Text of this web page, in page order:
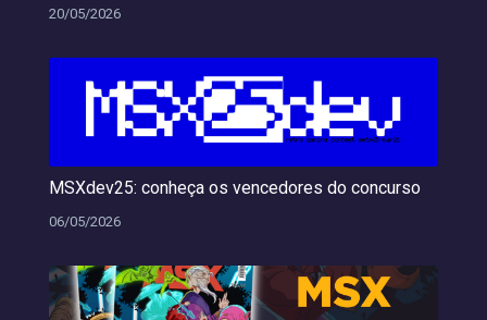
20/05/2026
MSXdev25: conheça os vencedores do concurso
06/05/2026